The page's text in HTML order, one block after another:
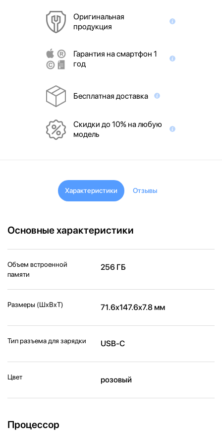
Оригинальная
продукция
Гарантия на смартфон 1
год
Бесплатная доставка
Скидки до 10% на любую
модель
Характеристики Отзывы
Основные характеристики
Объем встроенной
памяти
256 ГБ
Размеры (ШxВxТ) 71.6x147.6x7.8 мм
Тип разъема для зарядки USB-C
Цвет розовый
Процессор